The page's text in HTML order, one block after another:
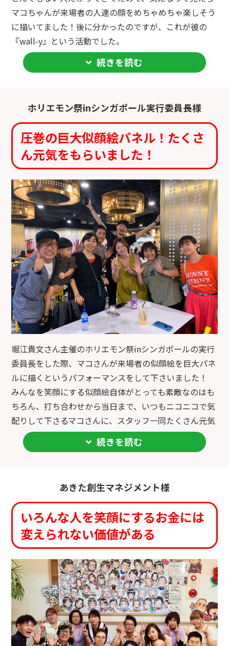
続きを読む
マコちゃんが来場者の人達の顔をめちゃめちゃ楽しそう
に描いてました！後に分かったのですが、これが彼の
『wall-y』という活動でした。
ひたらすら来場者の方達の似顔絵を描き続けてました。
しかも、めちゃくちゃ楽しんで描いてました！
何がすごいかって？
笑ってない人の顔見て笑顔を描くんです！満面の笑顔
を！
すると、描かれた方が笑顔になるんです！
自分の似顔絵見て笑顔になる。これすごくくないです
か？
僕たち家族もその壁に似顔絵を描いてもらいました。そ
の時に僕がボストンで店をやってることを伝えると、マ
コちゃんは夢を語ってくれました！
『世界中の人の似顔絵を描きたい！』って！
そのあと僕も彼に夢を語らせてもらいました。
『ボストンの店の窓にうちの仲間達全員とお客さんの似
顔絵を描いて欲しい！』
こうして、マコちゃんに『wall-y』を依頼させていただ
彼はすぐ予定を確認し、ボストンの7周年イベントに合
わせて、来てくれ100人以上の絵を描いてくれました。
仲間たちやお客さんが大喜びしてくれました。みんな自
分の似顔絵を写真にとってSNSのアイコンにしてます！
こんな仲間たちの笑顔を作りにボストンまで来てくれて
本当に感謝です！
ホリエモン祭inシンガポール実行委員長様
圧巻の巨大似顔絵パネル！たくさ
ん元気をもらいました！
続きを読む
堀江貴文さん主催のホリエモン祭inシンガポールの実行
委員長をした際、マコさんが来場者の似顔絵を巨大パネ
ルに描くというパフォーマンスをして下さいました！
みんなを笑顔にする似顔絵自体がとっても素敵なのはも
ちろん、打ち合わせから当日まで、いつもニコニコで気
配りして下さるマコさんに、スタッフ一同たくさん元気
をもらいました！
完成した巨大似顔絵パネルはもう、圧巻！！会場がパー
ー！」「似てるー！」などなど、終わってからも似顔絵
を見ながらさらに盛り上がりました。
イベントとしても大成功！終わった後も素敵な思い出を
残してくれる、マコさんの巨大似顔絵アート。本当にお
願いして良かったと思っています！マコさん、ありがと
うございました！！
あきた創生マネジメント様
いろんな人を笑顔にするお金には
変えられない価値がある